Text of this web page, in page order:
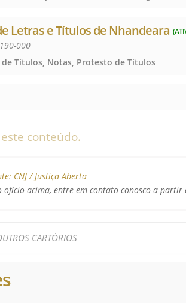
Letras e Títulos de Nhandeara
000
Títulos, Notas, Protesto de Títulos
conteúdo.
CNJ / Justiça Aberta
acima, entre em contato conosco a partir